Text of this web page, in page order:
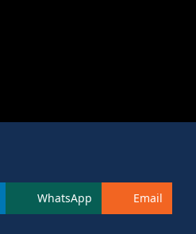
WhatsApp Email